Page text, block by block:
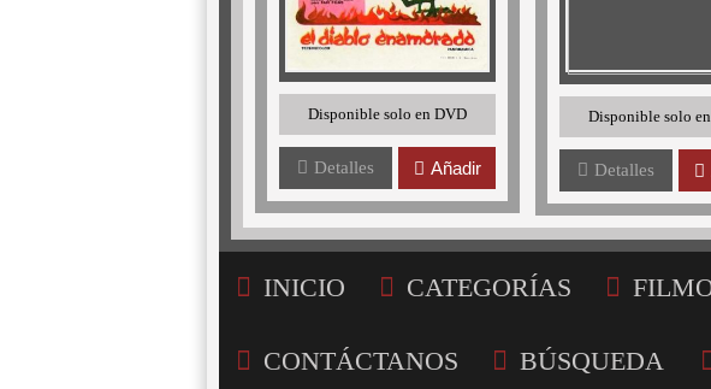
Disponible solo en DVD
Detalles Añadir
Disponible solo
Detalles
INICIO CATEGORÍAS
CONTÁCTANOS BÚSQUEDA